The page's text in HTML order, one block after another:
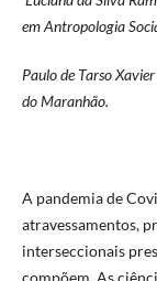
em Antropologia
Paulo de Tarso
do Maranhão.
A pandemia de
atravessamentos,
interseccionais
compõem. As